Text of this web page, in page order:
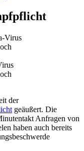
der
geäußert. Die
Anfragen von
haben auch bereits